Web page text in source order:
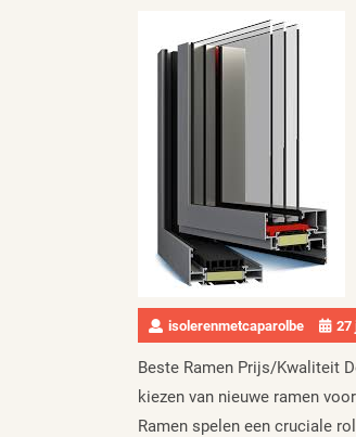
isolerenmetcaparolbe 27
Beste Ramen Prijs/Kwaliteit
kiezen van nieuwe ramen
Ramen spelen een cruciale